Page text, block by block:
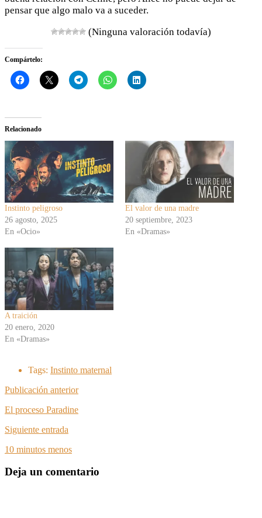
pensar que algo malo va a suceder.
(Ninguna valoración todavía)
Compártelo:
Relacionado
Instinto peligroso
26 agosto, 2025
En «Ocio»
El valor de una madre
20 septiembre, 2023
En «Dramas»
A traición
20 enero, 2020
En «Dramas»
Tags: Instinto maternal
Publicación anterior
El proceso Paradine
Siguiente entrada
10 minutos menos
Deja un comentario